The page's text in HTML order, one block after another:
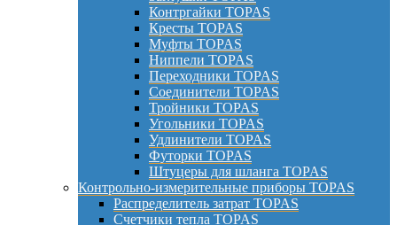
Контргайки TOPAS
Кресты TOPAS
Муфты TOPAS
Ниппели TOPAS
Переходники TOPAS
Соединители TOPAS
Тройники TOPAS
Угольники TOPAS
Удлинители TOPAS
Футорки TOPAS
Штуцеры для шланга TOPAS
Контрольно-измерительные приборы TOPAS
Распределитель затрат TOPAS
Счетчики тепла TOPAS